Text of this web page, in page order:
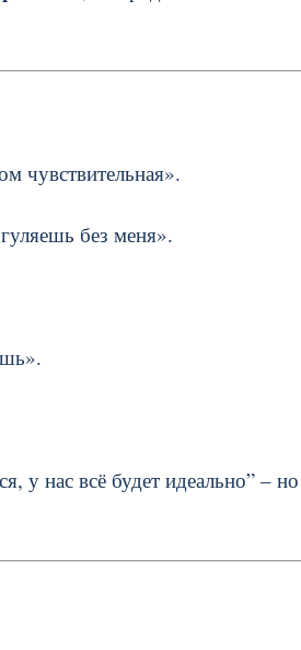
чувствительная».
без меня».
у нас всё будет идеально” –